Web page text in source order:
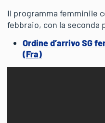
Il programma femminile
febbraio, con la seconda
Ordine d’arrivo SG
(Fra)